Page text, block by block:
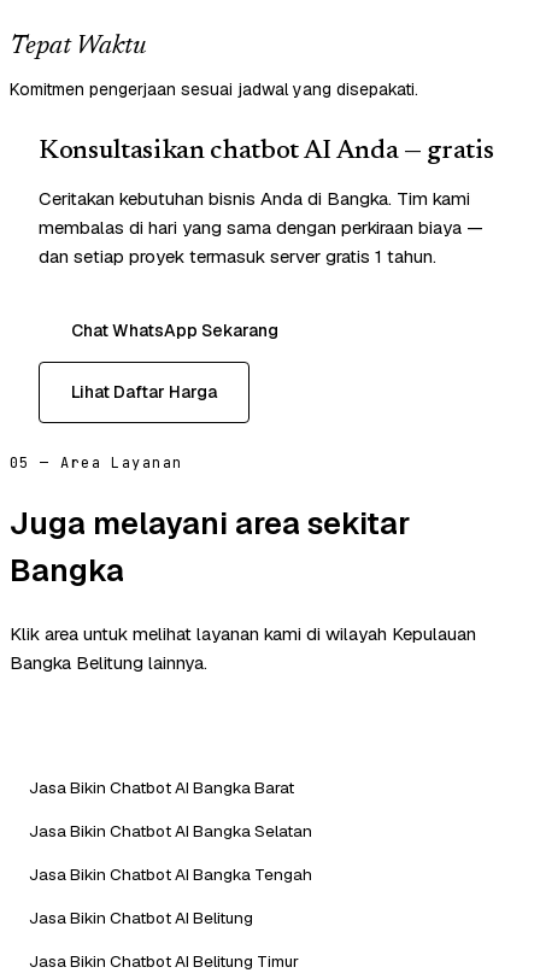
Tepat Waktu
Komitmen pengerjaan sesuai jadwal yang disepakati.
Konsultasikan chatbot AI Anda — gratis
Ceritakan kebutuhan bisnis Anda di Bangka. Tim kami
membalas di hari yang sama dengan perkiraan biaya —
dan setiap proyek termasuk server gratis 1 tahun.
Chat WhatsApp Sekarang
Lihat Daftar Harga
05 — Area Layanan
Juga melayani area sekitar
Bangka
Klik area untuk melihat layanan kami di wilayah Kepulauan
Bangka Belitung lainnya.
Jasa Bikin Chatbot AI Bangka Barat
Jasa Bikin Chatbot AI Bangka Selatan
Jasa Bikin Chatbot AI Bangka Tengah
Jasa Bikin Chatbot AI Belitung
Jasa Bikin Chatbot AI Belitung Timur